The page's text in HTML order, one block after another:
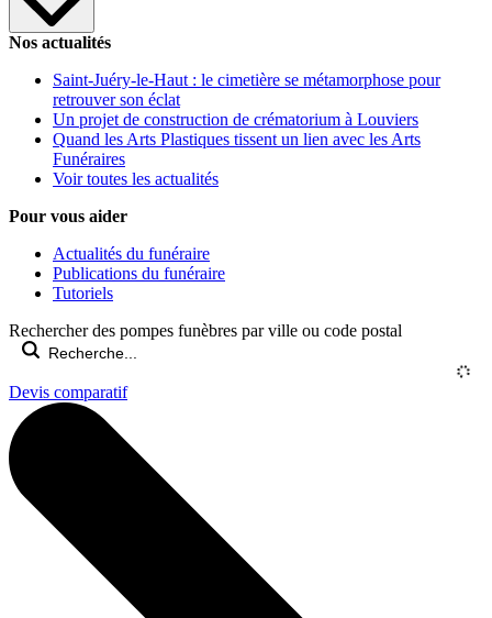
Nos actualités
Saint-Juéry-le-Haut : le cimetière se métamorphose pour
retrouver son éclat
Un projet de construction de crématorium à Louviers
Quand les Arts Plastiques tissent un lien avec les Arts
Funéraires
Voir toutes les actualités
Pour vous aider
Actualités du funéraire
Publications du funéraire
Tutoriels
Rechercher des pompes funèbres par ville ou code postal
Devis comparatif